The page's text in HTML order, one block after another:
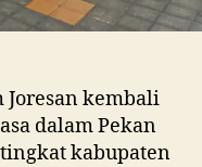
kembali
dalam Pekan
kabupaten